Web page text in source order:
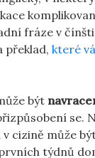
‍fráze v⁤
překlad,které
⁤být
se.
cizině může
týdnů